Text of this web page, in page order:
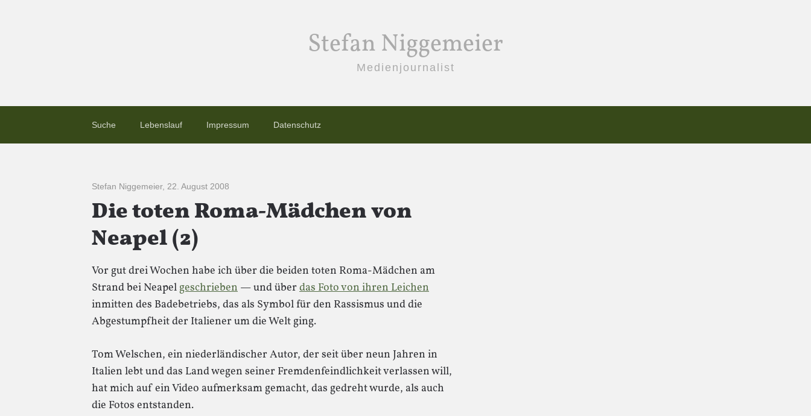
Stefan Niggemeier
Medienjournalist
Suche Lebenslauf Impressum Datenschutz
Stefan Niggemeier, 22. August 2008
Die toten Roma-Mädchen von
Neapel (2)
Vor gut drei Wochen habe ich über die beiden toten Roma-Mädchen am
Strand bei Neapelgeschrieben — und über das Foto von ihren Leichen
inmitten des Badebetriebs, das als Symbol für den Rassismus und die
Abgestumpfheit der Italiener um die Welt ging.
Tom Welschen, ein niederländischer Autor, der seit über neun Jahren in
Italien lebt und das Land wegen seiner Fremdenfeindlichkeit verlassen will,
hat mich auf ein Video aufmerksam gemacht, das gedreht wurde, als auch
die Fotos entstanden.